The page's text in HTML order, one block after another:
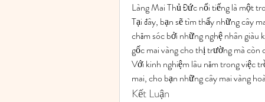
Làng Mai Thủ Đức nổi tiếng là một
Tại đây, bạn sẽ tìm thấy những cây
chăm sóc bởi những nghệ nhân
gốc mai vàng cho thị trường mà còn
Với kinh nghiệm lâu năm trong việc
mai, cho bạn những cây mai vàng
Kết Luận